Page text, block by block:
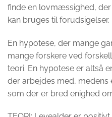
finde en lovmæssighed,
kan bruges til forudsigelser.
En hypotese, der mange
mange forskere ved
teori. En hypotese er altså
der arbejdes med, medens
som der er bred enighed